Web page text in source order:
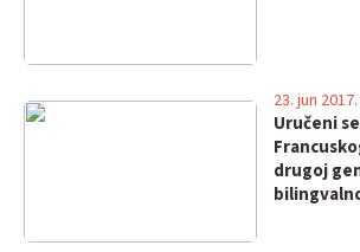
Uručeni
drugoj
23. jun